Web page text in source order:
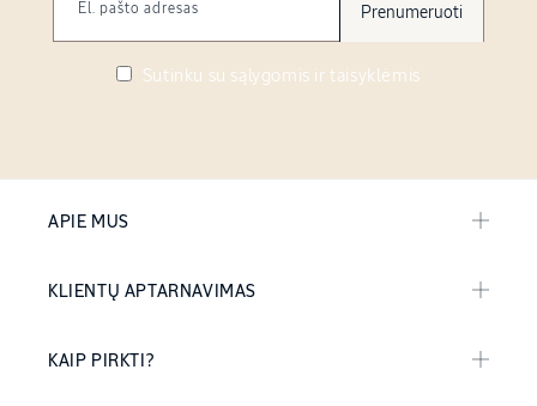
El. pašto adresas Prenumeruoti
Sutinku su sąlygomis ir taisyklėmis
APIE MUS
KLIENTŲ APTARNAVIMAS
KAIP PIRKTI?